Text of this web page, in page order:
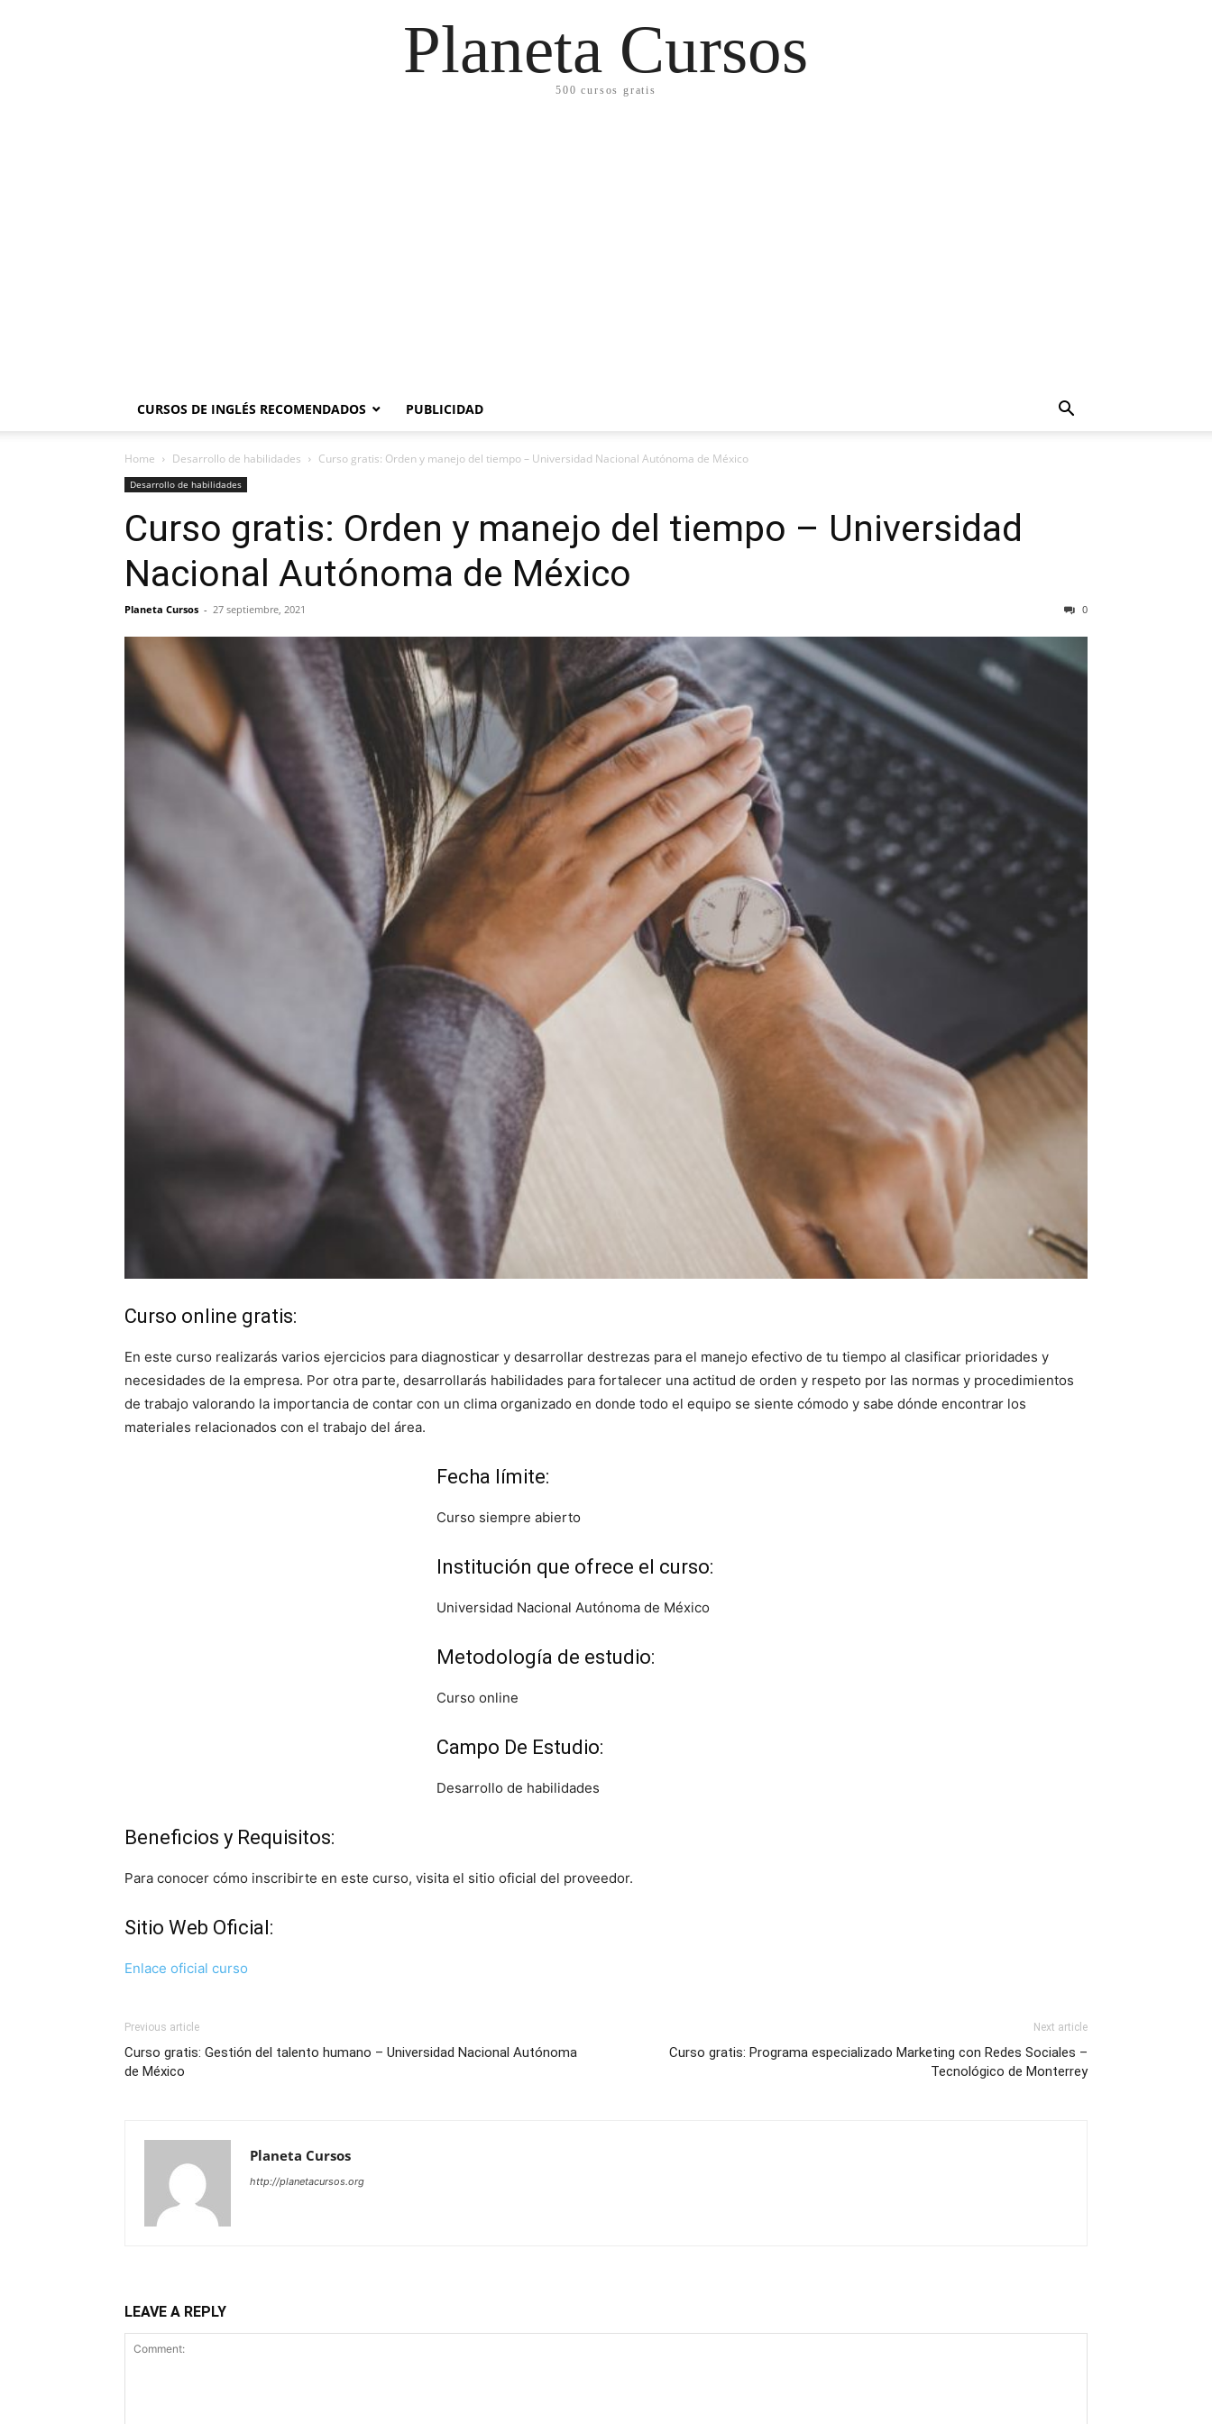
Planeta Cursos
500 cursos gratis
CURSOS DE INGLÉS RECOMENDADOS PUBLICIDAD
Home Desarrollo de habilidades Curso gratis: Orden y manejo del tiempo – Universidad Nacional Autónoma de México
Desarrollo de habilidades
Curso gratis: Orden y manejo del tiempo – Universidad
Nacional Autónoma de México
Planeta Cursos - 27 septiembre, 2021 0
Curso online gratis:
En este curso realizarás varios ejercicios para diagnosticar y desarrollar destrezas para el manejo efectivo de tu tiempo al clasificar prioridades y
necesidades de la empresa. Por otra parte, desarrollarás habilidades para fortalecer una actitud de orden y respeto por las normas y procedimientos
de trabajo valorando la importancia de contar con un clima organizado en donde todo el equipo se siente cómodo y sabe dónde encontrar los
materiales relacionados con el trabajo del área.
Fecha límite:
Curso siempre abierto
Institución que ofrece el curso:
Universidad Nacional Autónoma de México
Metodología de estudio:
Curso online
Campo De Estudio:
Desarrollo de habilidades
Beneficios y Requisitos:
Para conocer cómo inscribirte en este curso, visita el sitio oficial del proveedor.
Sitio Web Oficial:
Enlace oficial curso
Previous article
Curso gratis: Gestión del talento humano – Universidad Nacional Autónoma
de México
Next article
Curso gratis: Programa especializado Marketing con Redes Sociales –
Tecnológico de Monterrey
Planeta Cursos
http://planetacursos.org
LEAVE A REPLY